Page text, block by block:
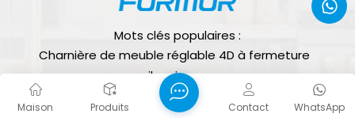
Mots clés populaires :
Charnière de meuble réglable 4D à fermeture
silencieuse
Charnières de porte cachées en gros pour armoires
Charnière d'armoire à vitesse réglable
Maison Produits WhatsApp
Contact